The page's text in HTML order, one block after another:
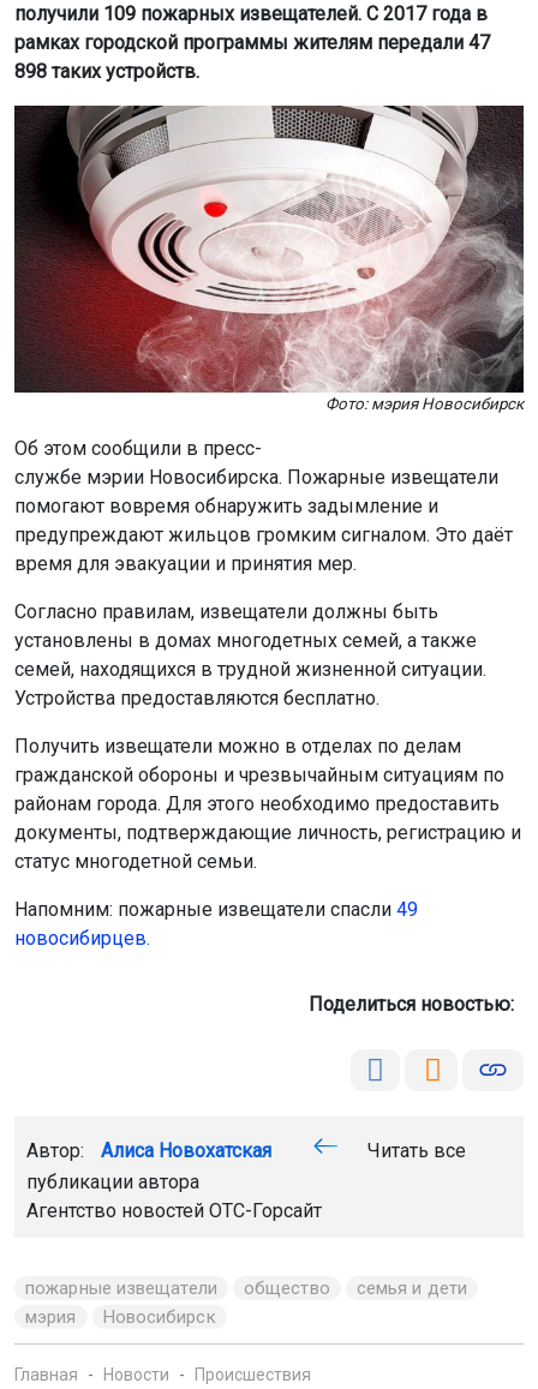
получили 109 пожарных извещателей. С 2017 года в
рамках городской программы жителям передали 47
898 таких устройств.
Фото: мэрия Новосибирск
Об этом сообщили в пресс-
службе мэрии Новосибирска. Пожарные извещатели
помогают вовремя обнаружить задымление и
предупреждают жильцов громким сигналом. Это даёт
время для эвакуации и принятия мер.
Согласно правилам, извещатели должны быть
установлены в домах многодетных семей, а также
семей, находящихся в трудной жизненной ситуации.
Устройства предоставляются бесплатно.
Получить извещатели можно в отделах по делам
гражданской обороны и чрезвычайным ситуациям по
районам города. Для этого необходимо предоставить
документы, подтверждающие личность, регистрацию и
статус многодетной семьи.
Напомним: пожарные извещатели спасли 49
новосибирцев.
Поделиться новостью:
Автор: Алиса Новохатская
Читать все
публикации автора
Агентство новостей ОТС-Горсайт
пожарные извещатели общество
семья и дети
мэрия
Новосибирск
Главная Новости Происшествия